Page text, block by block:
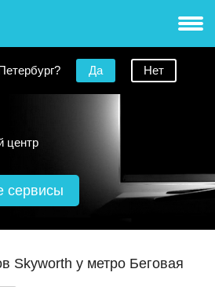
Да Нет
Skyworth рядом с
центр
сервисы
Skyworth у метро Беговая